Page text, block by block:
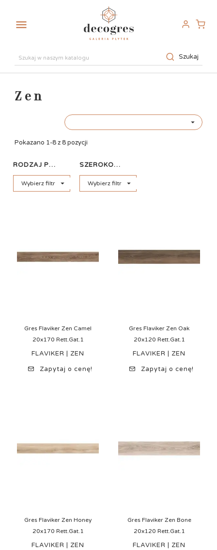

Szukaj
Zen

Pokazano 1-8 z 8 pozycji
RODZAJ PŁYTKI
Wybierz filtr 
SZEROKOŚĆ
Wybierz filtr 
Gres Flaviker Zen Camel
20x170 Rett.Gat.1
FLAVIKER | ZEN
Zapytaj o cenę!
Gres Flaviker Zen Oak
20x120 Rett.Gat.1
FLAVIKER | ZEN
Zapytaj o cenę!
Gres Flaviker Zen Honey
20x170 Rett.Gat.1
FLAVIKER | ZEN
Gres Flaviker Zen Bone
20x120 Rett.Gat.1
FLAVIKER | ZEN